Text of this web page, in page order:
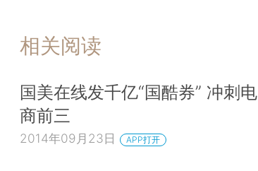
相关阅读
国美在线发千亿“国酷券” 冲刺电
商前三
2014年09月23日 APP打开